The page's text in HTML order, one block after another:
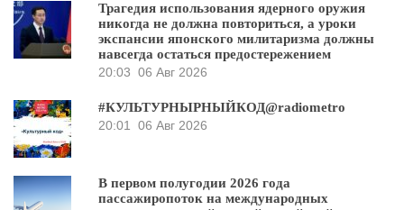
Трагедия использования ядерного оружия
никогда не должна повториться, а уроки
экспансии японского милитаризма должны
навсегда остаться предостережением
20:03 06 Авг 2026
#КУЛЬТУРНЫРНЫЙКОД@radiometro
20:01 06 Авг 2026
В первом полугодии 2026 года
пассажиропоток на международных